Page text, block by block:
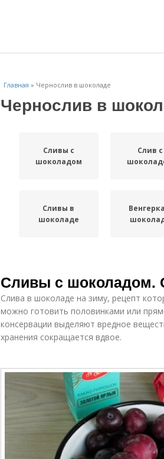
Главная » Чернослив в шоколаде
Чернослив в
Сливы с
шоколадом
Слив с
Сливы в
шоколаде
чернослива
Сливы с шоколадом.
Слива в шоколаде на зиму, рецепт
можно готовить половинками или
консервации выделяют вредное
хранения сокращается вдвое.